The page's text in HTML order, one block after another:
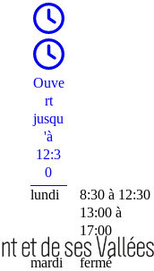
Ouve
rt
jusqu
'à
12:3
0
lundi
8:30 à 12:30
13:00 à
17:00
mardi
fermé